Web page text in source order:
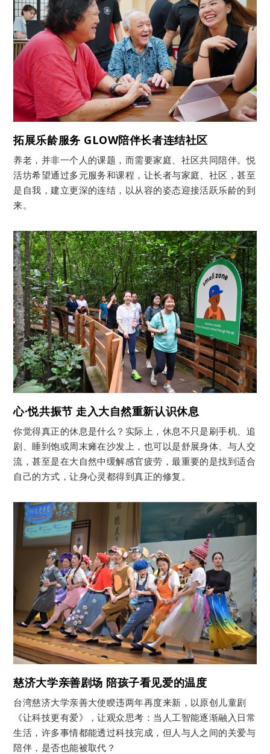
拓展乐龄服务 GLOW陪伴长者连结社区
养老，并非一个人的课题，而需要家庭、社区共同陪伴。悦
活坊希望通过多元服务和课程，让长者与家庭、社区，甚至
是自我，建立更深的连结，以从容的姿态迎接活跃乐龄的到
来。
心·悦共振节 走入大自然重新认识休息
你觉得真正的休息是什么？实际上，休息不只是刷手机、追
剧、睡到饱或周末瘫在沙发上，也可以是舒展身体、与人交
流，甚至是在大自然中缓解感官疲劳，最重要的是找到适合
自己的方式，让身心灵都得到真正的修复。
慈济大学亲善剧场 陪孩子看见爱的温度
台湾慈济大学亲善大使睽违两年再度来新，以原创儿童剧
《让科技更有爱》，让观众思考：当人工智能逐渐融入日常
生活，许多事情都能透过科技完成，但人与人之间的关爱与
陪伴，是否也能被取代？